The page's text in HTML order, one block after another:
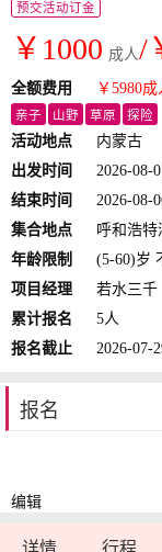
预交活动订金
￥1000 成人/
全额费用 ￥5980成
亲子 山野 草原 探险
活动地点
内蒙古
出发时间
2026-08-
结束时间
2026-08-
集合地点
呼和浩特
年龄限制
(5-60)岁
项目经理
若水三千
累计报名
5人
报名截止
2026-07-
报名
编辑